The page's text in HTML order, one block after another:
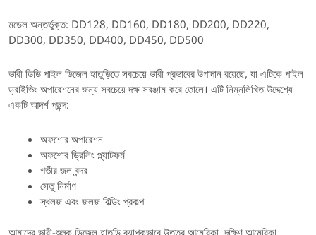
মডেল অন্তর্ভুক্ত: DD128, DD160, DD180, DD200, DD220,
DD300, DD350, DD400, DD450, DD500
ভারী ডিডি পাইল ডিজেল হাতুড়িতে সবচেয়ে ভারী প্রভাবের উপাদান রয়েছে, যা এটিকে পাইল
ড্রাইভিং অপারেশনের জন্য সবচেয়ে দক্ষ সরঞ্জাম করে তোলে। এটি নিম্নলিখিত উদ্দেশ্যে
একটি আদর্শ পছন্দ:
অফশোর অপারেশন
অফশোর ড্রিলিং প্ল্যাটফর্ম
গভীর জল বন্দর
সেতু নির্মাণ
স্থলজ এবং জলজ বিল্ডিং প্রকল্প
আমাদের ভারী-শুল্ক ডিজেল হাতুড়ি ব্যাপকভাবে উত্তর আমেরিকা, দক্ষিণ আমেরিকা,